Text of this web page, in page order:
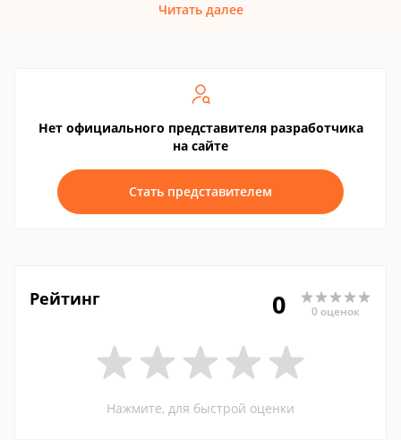
Читать далее
Нет официального представителя разработчика
на сайте
Стать представителем
Рейтинг 0 0 оценок
Нажмите, для быстрой оценки